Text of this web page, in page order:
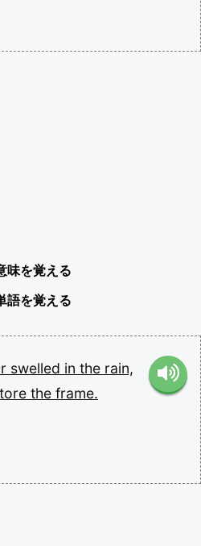
味を覚える
語を覚える
swelled in the rain,
the frame.